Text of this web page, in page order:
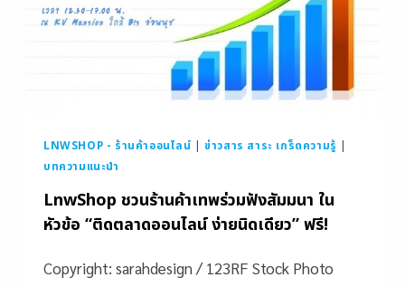
LNWSHOP - ร้านค้าออนไลน์ |ข่าวสาร สาระ เกร็ดความรู้ |
บทความแนะนำ
LnwShop ชวนร้านค้าเทพร่วมฟังสัมมนา ใน
หัวข้อ “ติดตลาดออนไลน์ ง่ายนิดเดียว” ฟรี!
Copyright: sarahdesign / 123RF Stock Photo